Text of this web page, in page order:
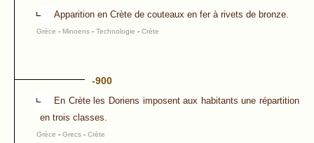
Apparition en Crète de couteaux en fer à rivets de bronze.
Grèce - Minoens - Technologie - Crète
-900
En Crète les Doriens imposent aux habitants une répartition
en trois classes.
Grèce - Grecs - Crète